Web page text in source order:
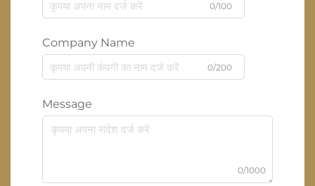
0/100
Company Name
0/200
Message
0/1000